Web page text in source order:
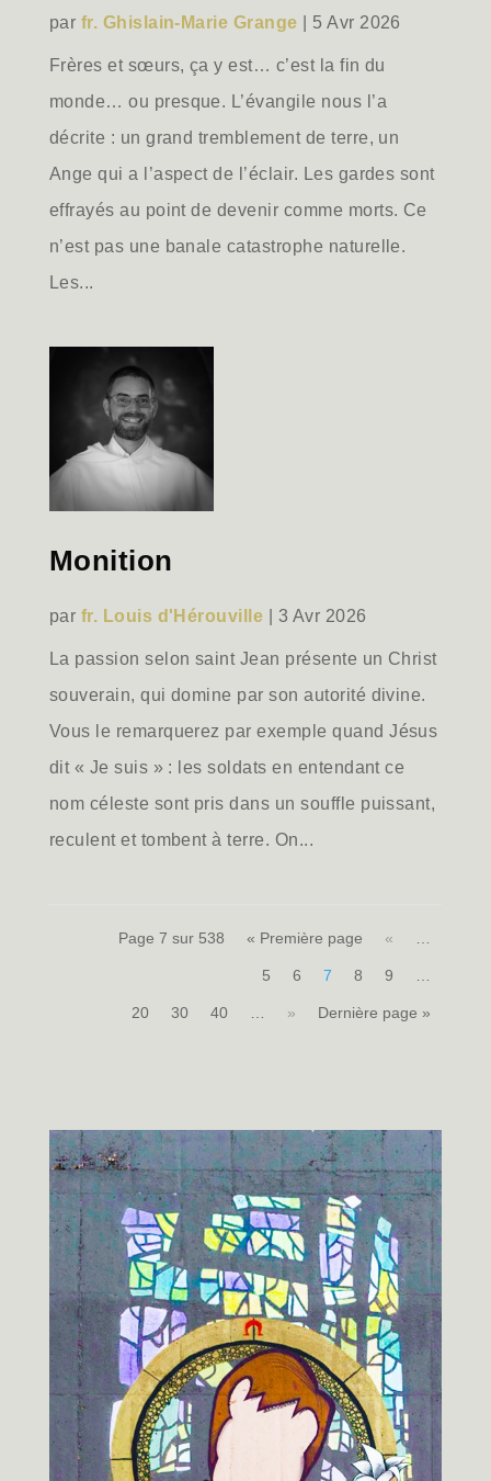
par fr. Ghislain-Marie Grange 5 Avr 2026
Frères et sœurs, ça y est… c’est la fin du
monde… ou presque. L’évangile nous l’a
décrite : un grand tremblement de terre, un
Ange qui a l’aspect de l’éclair. Les gardes sont
effrayés au point de devenir comme morts. Ce
n’est pas une banale catastrophe naturelle.
Les...
Monition
par fr. Louis d'Hérouville 3 Avr 2026
La passion selon saint Jean présente un Christ
souverain, qui domine par son autorité divine.
Vous le remarquerez par exemple quand Jésus
dit « Je suis » : les soldats en entendant ce
nom céleste sont pris dans un souffle puissant,
reculent et tombent à terre. On...
Page 7 sur 538 « Première page «
5 6 7 8 9
20 30 40 » Dernière page »